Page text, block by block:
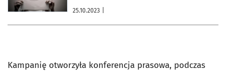
25.10.2023
Kampanię otworzyła konferencja prasowa, podczas